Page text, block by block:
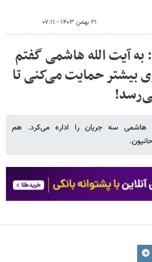
۲۱ بهمن ۱۴۰۳ - ۰۷:۱۱
آیت الله هاشمی گفتم
بیشتر حمایت می‌کنی تا
سه جریان را اداره می‌کرد. هم